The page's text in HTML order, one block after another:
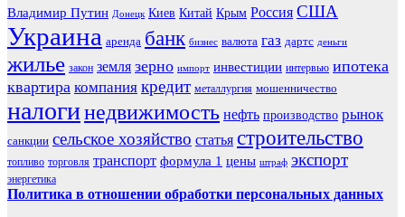
Владимир Путин Донецк Киев Китай Крым Россия США
Украина аренда банк бизнес валюта газ дартс деньги
жилье закон земля зерно импорт инвестиции интервью ипотека
квартира компания кредит металлургия мошенничество
налогинедвижимость нефть производство рынок
санкции сельское хозяйство статья строительство
топливо торговля транспорт формула 1 цены штраф экспорт
энергетика
Политика в отношении обработки персональных данных